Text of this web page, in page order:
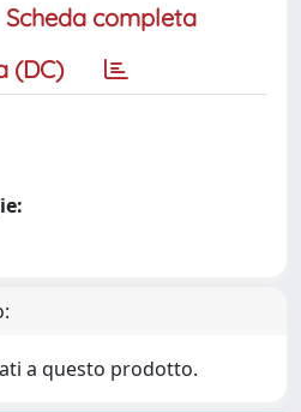
Scheda completa
(DC)
a questo prodotto.